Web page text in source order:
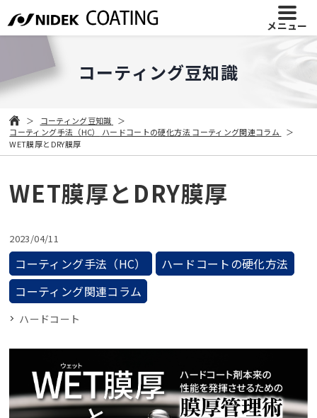
メニュー
コーティング豆知識
コーティング豆知識
コーティング手法（HC）
ハードコートの硬化方法 コーティング関連コラム
WET膜厚とDRY膜厚
WET膜厚とDRY膜厚
2023/04/11
コーティング手法（HC）
ハードコートの硬化方法
コーティング関連コラム
ハードコート